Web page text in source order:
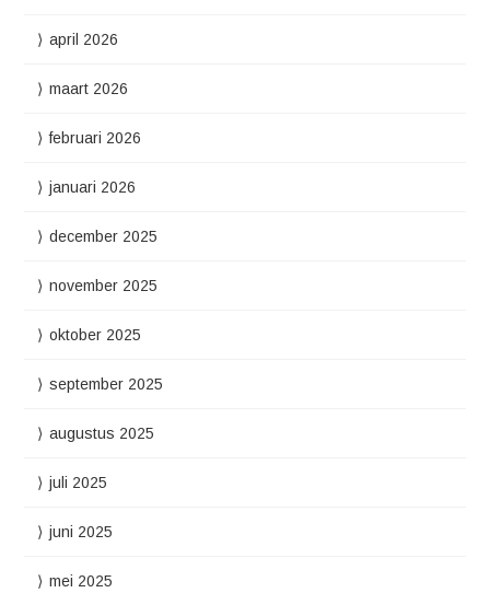
april 2026
maart 2026
februari 2026
januari 2026
december 2025
november 2025
oktober 2025
september 2025
augustus 2025
juli 2025
juni 2025
mei 2025